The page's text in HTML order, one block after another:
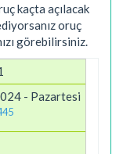
kaçta açılacak
oruç
görebilirsiniz.
- Pazartesi